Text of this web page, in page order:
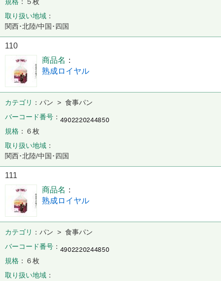
取り扱い地域
関西･北陸/中国･四国
110
商品名
熟成ロイヤル
カテゴリ
パン > 食事パン
バーコード番号
規格
６枚
取り扱い地域
関西･北陸/中国･四国
111
商品名
熟成ロイヤル
カテゴリ
パン > 食事パン
バーコード番号
規格
６枚
取り扱い地域